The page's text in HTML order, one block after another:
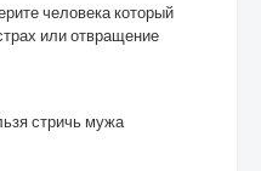
человека который
или отвращение
стричь мужа